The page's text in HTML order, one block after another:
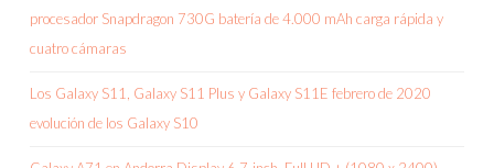
procesador Snapdragon 730G batería de 4.000 mAh carga rápida y
cuatro cámaras
Los Galaxy S11, Galaxy S11 Plus y Galaxy S11E febrero de 2020
evolución de los Galaxy S10